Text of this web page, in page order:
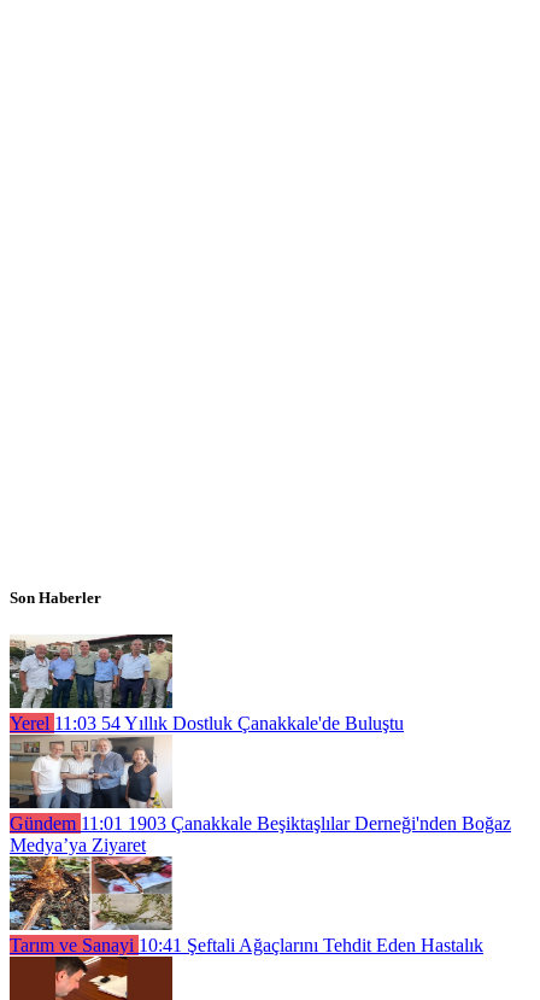
Son Haberler
Yerel 11:03 54 Yıllık Dostluk Çanakkale'de Buluştu
Gündem 11:01 1903 Çanakkale Beşiktaşlılar Derneği'nden Boğaz
Medya’ya Ziyaret
Tarım ve Sanayi 10:41 Şeftali Ağaçlarını Tehdit Eden Hastalık